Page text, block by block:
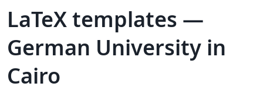
LaTeX templates —
German University in
Cairo